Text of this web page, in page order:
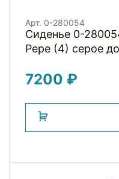
Арт. 0-280054
Сиденье 0-
Pepe (4) серое
7200 ₽